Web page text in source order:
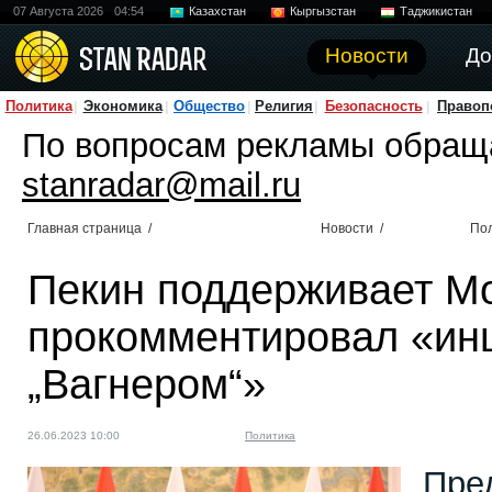
07 Августа 2026 04:54 Казахстан Кыргызстан Таджикистан
Новости
Политика Экономика Общество Религия Безопасность
По вопросам рекламы
stanradar@mail.ru
Главная страница / Новости /
Пекин поддерживает
прокомментировал
„Вагнером“»
26.06.2023 10:00 Политика